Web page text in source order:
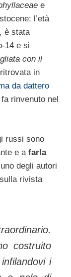
e
l’età
è stata
14 e si
con il
in
da dattero
rinvenuto nel
russi sono
e a farla
uno degli autori
rivista
costruito
i